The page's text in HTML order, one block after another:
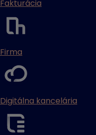
Fakturácia
Firma
Digitálna kancelária